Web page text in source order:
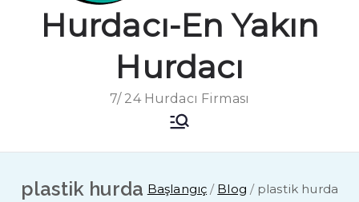
Hurdacı-En Yakın
Hurdacı
7/ 24 Hurdacı Firması
plastik hurda Başlangıç Blog plastik hurda